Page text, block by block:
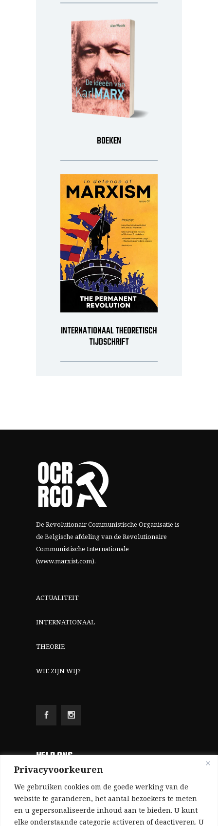
Privacyvoorkeuren
We gebruiken cookies om de goede werking van de
website te garanderen, het aantal bezoekers te meten
en u gepersonaliseerde inhoud aan te bieden. U kunt
elke onderstaande categorie activeren of deactiveren. U
BOEKEN
INTERNATIONAAL THEORETISCH
TIJDSCHRIFT
De Revolutionair Communistische Organisatie is
de Belgische afdeling vande Revolutionaire
Communistische Internationale
(www.marxist.com).
ACTUALITEIT
INTERNATIONAAL
THEORIE
WIE ZIJN WIJ?
HELP ONS
Aangezien we volledig zelf gefinancierd zijn
(zonder subsidies, zonder commerciële
advertenties en zonder rijke sponsors), zijn we
voor de publicatie van ons tijdschrift uitsluitend